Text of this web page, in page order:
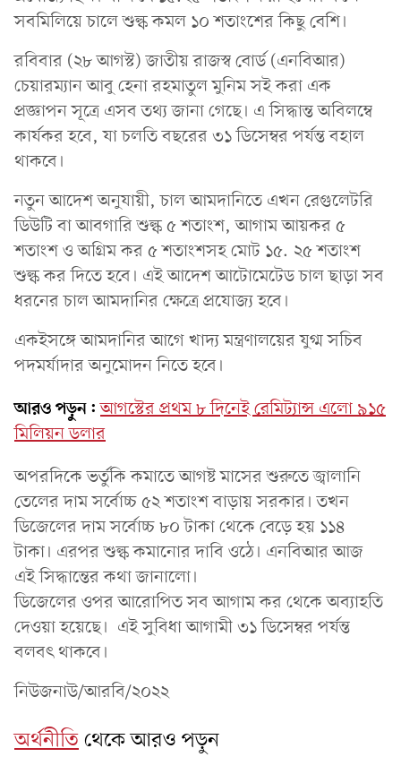
সবমিলিয়ে চালে শুল্ক কমল ১০ শতাংশের কিছু বেশি।
রবিবার (২৮ আগস্ট) জাতীয় রাজস্ব বোর্ড (এনবিআর)
চেয়ারম্যান আবু হেনা রহমাতুল মুনিম সই করা এক
প্রজ্ঞাপন সূত্রে এসব তথ্য জানা গেছে। এ সিদ্ধান্ত অবিলম্বে
কার্যকর হবে, যা চলতি বছরের ৩১ ডিসেম্বর পর্যন্ত বহাল
থাকবে।
নতুন আদেশ অনুযায়ী, চাল আমদানিতে এখন রেগুলেটরি
ডিউটি বা আবগারি শুল্ক ৫ শতাংশ, আগাম আয়কর ৫
শতাংশ ও অগ্রিম কর ৫ শতাংশসহ মোট ১৫. ২৫ শতাংশ
শুল্ক কর দিতে হবে। এই আদেশ আটোমেটেড চাল ছাড়া সব
ধরনের চাল আমদানির ক্ষেত্রে প্রযোজ্য হবে।
একইসঙ্গে আমদানির আগে খাদ্য মন্ত্রণালয়ের যুগ্ম সচিব
পদমর্যাদার অনুমোদন নিতে হবে।
আরও পড়ুন: আগস্টের প্রথম ৮ দিনেই রেমিট্যান্স এলো ৯১৫
মিলিয়ন ডলার
অপরদিকে ভর্তুকি কমাতে আগষ্ট মাসের শুরুতে জ্বালানি
তেলের দাম সর্বোচ্চ ৫২ শতাংশ বাড়ায় সরকার। তখন
ডিজেলের দাম সর্বোচ্চ ৮০ টাকা থেকে বেড়ে হয় ১১৪
টাকা। এরপর শুল্ক কমানোর দাবি ওঠে। এনবিআর আজ
এই সিদ্ধান্তের কথা জানালো।
ডিজেলের ওপর আরোপিত সব আগাম কর থেকে অব্যাহতি
দেওয়া হয়েছে। এই সুবিধা আগামী ৩১ ডিসেম্বর পর্যন্ত
বলবৎ থাকবে।
নিউজনাউ/আরবি/২০২২
অর্থনীতিথেকে আরও পড়ুন